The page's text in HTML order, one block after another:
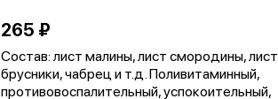
265 ₽
Состав: лист малины, лист смородины, лист
брусники, чабрец и т.д. Поливитаминный,
противовоспалительный, успокоительный,